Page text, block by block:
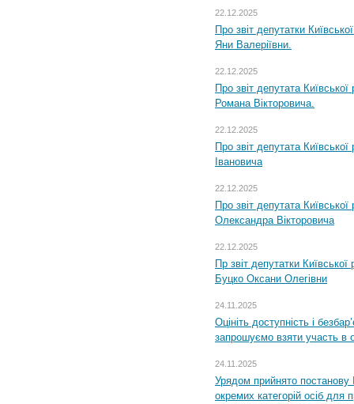
22.12.2025
Про звіт депутатки
Яни Валеріївни.
22.12.2025
Про звіт депутата
Романа Вікторовича.
22.12.2025
Про звіт депутата
Івановича
22.12.2025
Про звіт депутата
Олександра Вікторовича
22.12.2025
Пр звіт депутатки
Буцко Оксани Олегівни
24.11.2025
Оцініть доступність і
запрошуємо взяти участь в
24.11.2025
Урядом прийнято постанову
окремих категорій осіб для